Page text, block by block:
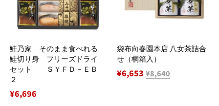
鮭乃家 そのまま食べれる
鮭切り身 フリーズドライ
セット ＳＹＦＤ－ＥＢ
２
通
¥6,696
袋布向春園本店 八女茶詰合
せ（桐箱入）
販
¥6,653 ¥8,640